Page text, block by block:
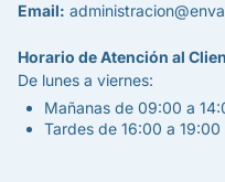
Email:
Horario de Atención al
De lunes a viernes:
Mañanas de 09:00 a
Tardes de 16:00 a 19:00